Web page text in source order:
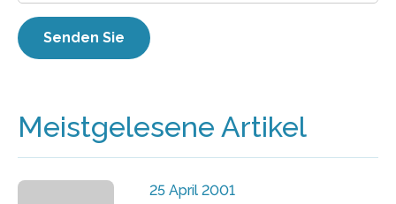
Meistgelesene Artikel
25 April 2001